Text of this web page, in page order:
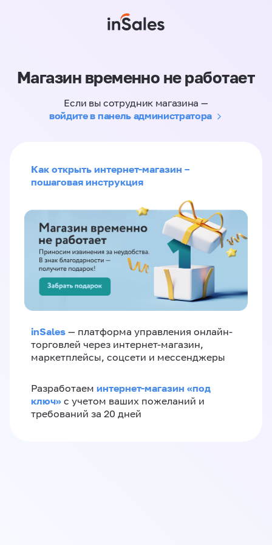
Магазин временно не работает
Если вы сотрудник магазина —
войдите в панель администратора
Как открыть интернет-магазин –
пошаговая инструкция
inSales — платформа управления онлайн-
торговлей через интернет-магазин,
маркетплейсы, соцсети и мессенджеры
Разработаем интернет-магазин «‎под
ключ»‎ с учетом ваших пожеланий и
требований за 20 дней